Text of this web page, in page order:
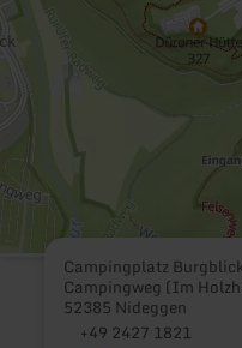
Campingplatz
Campingweg (Im
52385 Nideggen
+49 2427 1821